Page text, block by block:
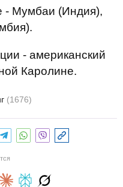
- Мумбаи (Индия),
- американский
Каролине.
(1676)